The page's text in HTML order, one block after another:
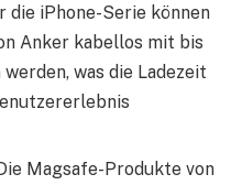
die iPhone-Serie können
Anker kabellos mit bis
was die Ladezeit
Magsafe-Produkte von